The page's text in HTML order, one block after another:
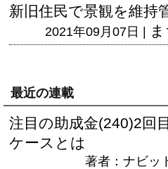
新旧住民で景観を維持
2021年09月07日 |
最近の連載
注目の助成金(240)2回
ケースとは
著者：ナビッ